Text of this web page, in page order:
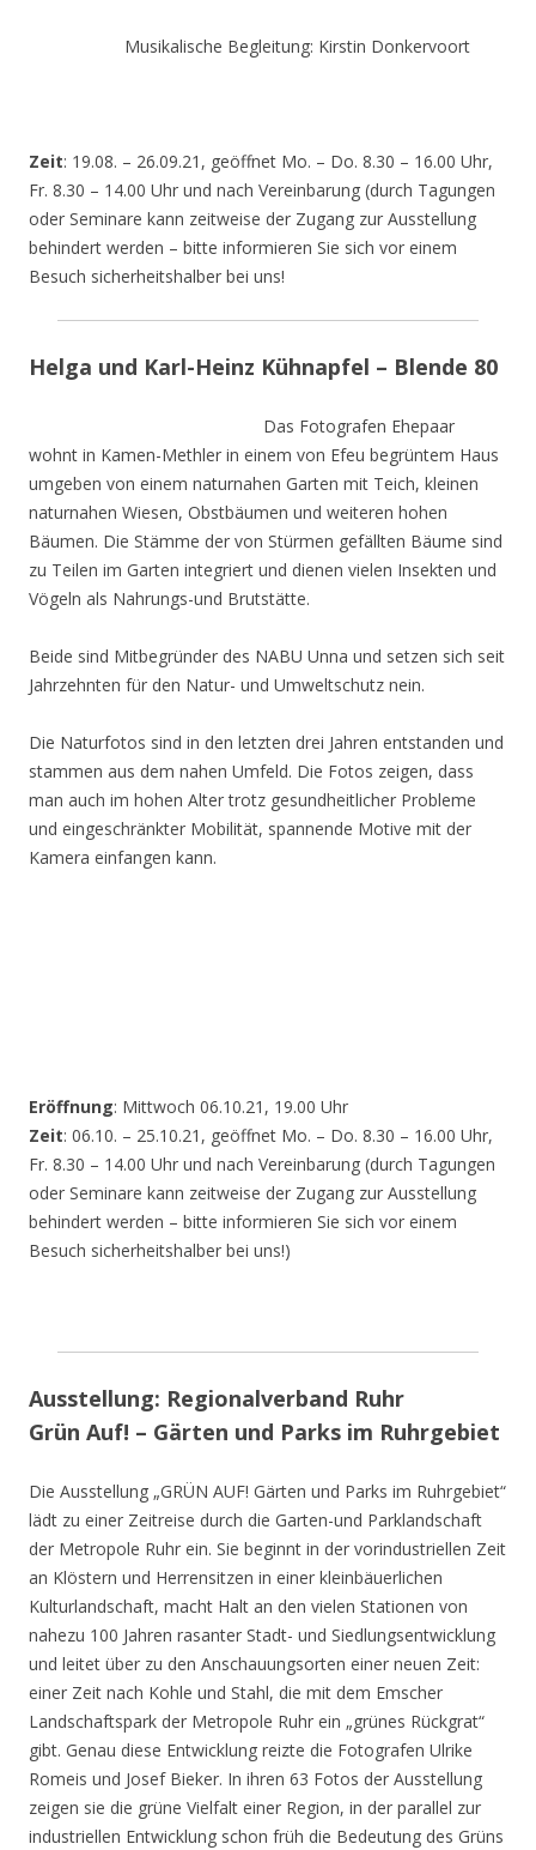
Musikalische Begleitung: Kirstin Donkervoort
Zeit: 19.08. – 26.09.21, geöffnet Mo. – Do. 8.30 – 16.00 Uhr,
Fr. 8.30 – 14.00 Uhr und nach Vereinbarung (durch Tagungen
oder Seminare kann zeitweise der Zugang zur Ausstellung
behindert werden – bitte informieren Sie sich vor einem
Besuch sicherheitshalber bei uns!
Helga und Karl-Heinz Kühnapfel – Blende 80
Das Fotografen Ehepaar
wohnt in Kamen-Methler in einem von Efeu begrüntem Haus
umgeben von einem naturnahen Garten mit Teich, kleinen
naturnahen Wiesen, Obstbäumen und weiteren hohen
Bäumen. Die Stämme der von Stürmen gefällten Bäume sind
zu Teilen im Garten integriert und dienen vielen Insekten und
Vögeln als Nahrungs-und Brutstätte.
Beide sind Mitbegründer des NABU Unna und setzen sich seit
Jahrzehnten für den Natur- und Umweltschutz nein.
Die Naturfotos sind in den letzten drei Jahren entstanden und
stammen aus dem nahen Umfeld. Die Fotos zeigen, dass
man auch im hohen Alter trotz gesundheitlicher Probleme
und eingeschränkter Mobilität, spannende Motive mit der
Kamera einfangen kann.
Eröffnung: Mittwoch 06.10.21, 19.00 Uhr
Zeit: 06.10. – 25.10.21, geöffnet Mo. – Do. 8.30 – 16.00 Uhr,
Fr. 8.30 – 14.00 Uhr und nach Vereinbarung (durch Tagungen
oder Seminare kann zeitweise der Zugang zur Ausstellung
behindert werden – bitte informieren Sie sich vor einem
Besuch sicherheitshalber bei uns!)
Ausstellung: Regionalverband Ruhr
Grün Auf! – Gärten und Parks im Ruhrgebiet
Die Ausstellung „GRÜN AUF! Gärten und Parks im Ruhrgebiet“
lädt zu einer Zeitreise durch die Garten-und Parklandschaft
der Metropole Ruhr ein. Sie beginnt in der vorindustriellen Zeit
an Klöstern und Herrensitzen in einer kleinbäuerlichen
Kulturlandschaft, macht Halt an den vielen Stationen von
nahezu 100 Jahren rasanter Stadt- und Siedlungsentwicklung
und leitet über zu den Anschauungsorten einer neuen Zeit:
einer Zeit nach Kohle und Stahl, die mit dem Emscher
Landschaftspark der Metropole Ruhr ein „grünes Rückgrat“
gibt. Genau diese Entwicklung reizte die Fotografen Ulrike
Romeis und Josef Bieker. In ihren 63 Fotos der Ausstellung
zeigen sie die grüne Vielfalt einer Region, in der parallel zur
industriellen Entwicklung schon früh die Bedeutung des Grüns